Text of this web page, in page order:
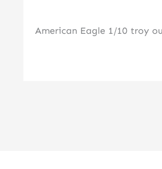
American Eagle 1/10 troy